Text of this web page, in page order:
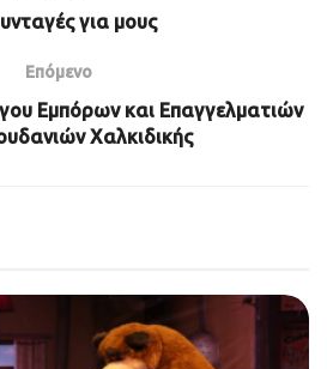
για μους
Επόμενο
Εμπόρων και Επαγγελματιών
Χαλκιδικής